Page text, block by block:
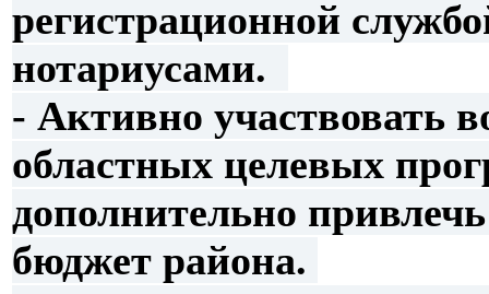
регистрационной
нотариусами.
- Активно участвовать
областных целевых
дополнительно
бюджет района.